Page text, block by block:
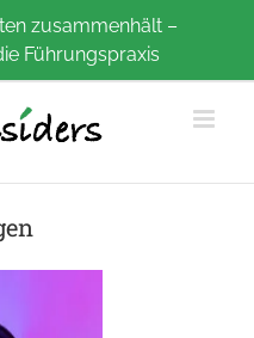
zusammenhält –
Führungspraxis